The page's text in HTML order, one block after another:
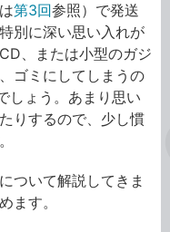
第3回参照）で発送
別に深い思い入れが
、または小型のガジ
ゴミにしてしまうの
しょう。あまり思い
りするので、少し慣
ついて解説してきま
ます。